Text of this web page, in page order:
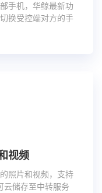
手机，华鲸最新功
换受控端对方的手
视频
照片和视频，支持
云储存至中转服务